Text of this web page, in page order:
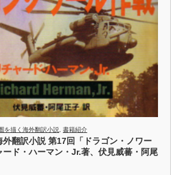
を描く海外翻訳小説 書籍紹介
外翻訳小説 第17回「ドラゴン・ノワー
ード・ハーマン・Jr.著、伏見威蕃・阿尾